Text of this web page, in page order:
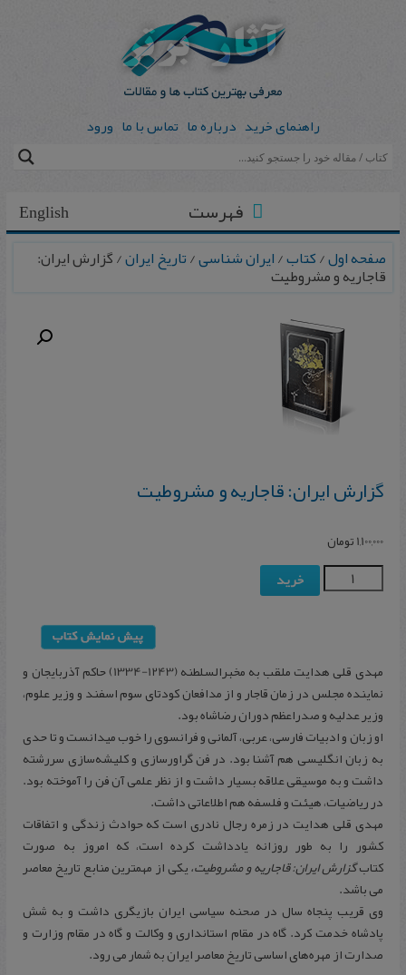
راهنمای خرید درباره ما تماس با ما ورود
English فهرست
صفحه اول/کتاب/ایران شناسی/تاریخ ایران/ گزارش ایران:
قاجاریه و مشروطیت
گزارش ایران: قاجاریه و مشروطیت
1,100,000تومان
خرید
مهدی قلی هدایت ملقب به مخبرالسلطنه (1243-1334) حاکم آذربایجان و
نماینده مجلس در زمان قاجار و از مدافعان کودتای سوم اسفند و وزیر علوم،
وزیر عدلیه و صدراعظم دوران رضاشاه بود.
او زبان و ادبیات فارسی، عربی، آلمانی و فرانسوی را خوب میدانست و تا حدی
به زبان انگلیسی هم آشنا بود. در فن گراورسازی و کلیشه‌سازی سررشته
داشت و به موسیقی علاقه بسیار داشت و از نظر علمی آن فن را آموخته بود.
در ریاضیات، هیئت و فلسفه هم اطلاعاتی داشت.
مهدی قلی هدایت در زمره رجال نادری است که حوادث زندگی و اتفاقات
کشور را به طور روزانه یادداشت کرده است، که امروز به صورت
کتابگزارش ایران: قاجاریه و مشروطیت،یکی از مهمترین منابع تاریخ معاصر
می باشد.
وی قریب پنجاه سال در صحنه سیاسی ایران بازیگری داشت و به شش
پادشاه خدمت کرد. گاه در مقام استانداری و وکالت و گاه در مقام وزارت و
صدارت از مهره‌های اساسی تاریخ معاصر ایران به شمار می رود.